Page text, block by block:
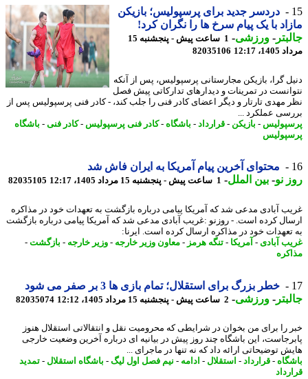
دردسر جدید برای پرسپولیس؛ بازیکن
با یک پیام سرخ ها را نگران کرد!
-ورزشی-
1 ساعت پیش - پنجشنبه 15
12:17
82035106
گرا، بازیکن مجارستانی پرسپولیس، پس از آنکه
در تمرینات و دیدارهای تدارکاتی پیش فصل
مهدی تارتار و دیگر اعضای کادر فنی را جلب کند، - کادر فنی پرسپولیس پس از
عملکرد ...
-بازیکن -قرارداد -باشگاه-کادر فنی پرسپولیس-کادر فنی -باشگاه
محتوای آخرین پیام آمریکا به ایران فاش شد
نو- بین الملل-1 ساعت پیش - پنجشنبه 15 مرداد 1405، 12:17 82035105
آبادی مدعی شد که آمریکا پیامی درباره بازگشت به تعهدات خود در مذاکره
کرده است. - روزنو :غریب آبادی مدعی شد که آمریکا پیامی درباره بازگشت
خود در مذاکره ارسال کرده است. ایرنا:
آبادی -آمریکا- تنگه هرمز- معاون وزیر خارجه-وزیر خارجه-بازگشت-
خطر بزرگ برای استقلال؛ تمام بازی ها 3 بر صفر می شود
-ورزشی-2 ساعت پیش - پنجشنبه 15 مرداد 1405، 12:12 82035074
را برای من بخوان در شرایطی که محرومیت نقل و انتقالاتی استقلال هنوز
این باشگاه چند روز پیش در بیانیه ای درباره آخرین وضعیت خارجی
توضیحاتی ارائه داد که نه تنها در ماجرای ...
-قرارداد -استقلال-ادامه - نیم فصل اول لیگ -باشگاه استقلال-تمدید